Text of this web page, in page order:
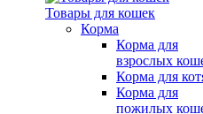
Товары для кошек
Корма
Корма для
взрослых
Корма для
Корма для
пожилых